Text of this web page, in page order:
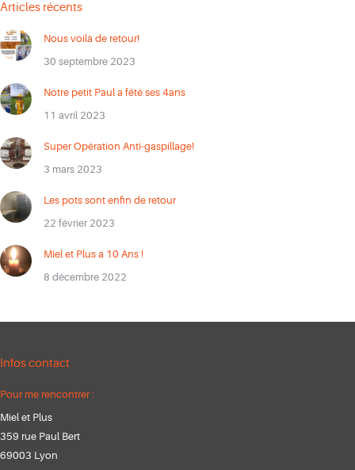
Articles récents
Nous voilà de retour!
30 septembre 2023
Notre petit Paul a fêté ses 4ans
11 avril 2023
Super Opération Anti-gaspillage!
3 mars 2023
Les pots sont enfin de retour
22 février 2023
Miel et Plus a 10 Ans !
8 décembre 2022
Infos contact
Pour me rencontrer :
Miel et Plus
359 rue Paul Bert
69003 Lyon